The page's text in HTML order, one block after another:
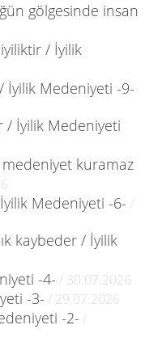
gölgesinde insan
/ İyilik
İyilik Medeniyeti -9-
/ İyilik Medeniyeti
kuramaz
Medeniyeti -6- /
kaybeder / İyilik
-4- / 30.07.2026
-3- / 29.07.2026
-2- /